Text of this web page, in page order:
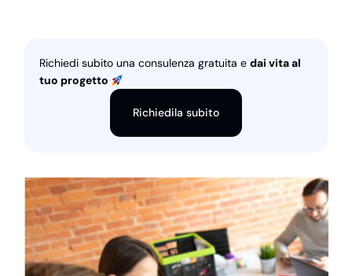
Richiedi subito una consulenza gratuita e dai vita al
tuo progetto
Richiedila subito